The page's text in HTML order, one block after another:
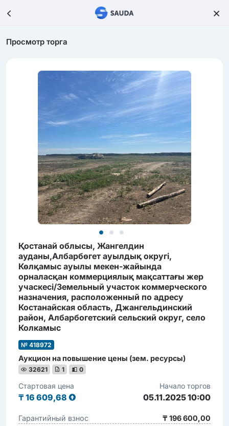
Просмотр торга
Қостанай облысы, Жангелдин
ауданы,Албарбөгет ауылдық округі,
Көлқамыс ауылы мекен-жайында
орналасқан коммерциялық мақсаттағы жер
учаскесі/Земельный участок коммерческого
назначения, расположенный по адресу
Костанайская область, Джангельдинский
район, Албарбогетский сельский округ, село
Колкамыс
№ 418972
Аукцион на повышение цены (зем. ресурсы)
32621 1 0
Стартовая цена
₸ 16 609,68
Начало торгов
05.11.2025 10:00
Гарантийный взнос
₸ 196 600,00